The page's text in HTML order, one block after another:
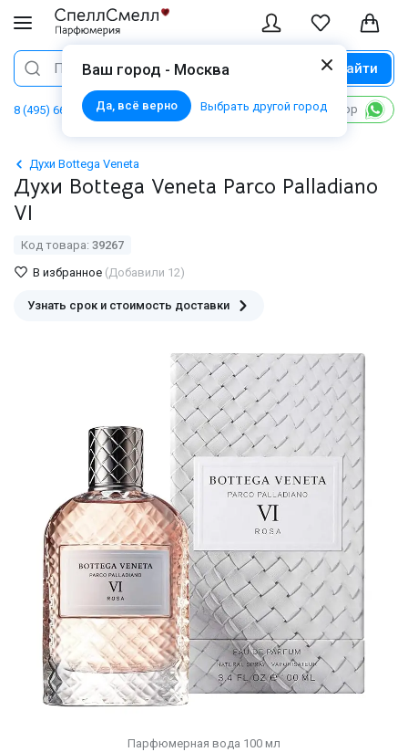
Ваш город - Москва
Да, всё верно Выбрать другой город
Поиск Найти
8 (495) 668 06 02 Написать в WhatsApp
Духи Bottega Veneta
Духи Bottega Veneta Parco Palladiano
VI
Код товара: 39267
В избранное (Добавили 12)
Узнать срок и стоимость доставки
Парфюмерная вода 100 мл